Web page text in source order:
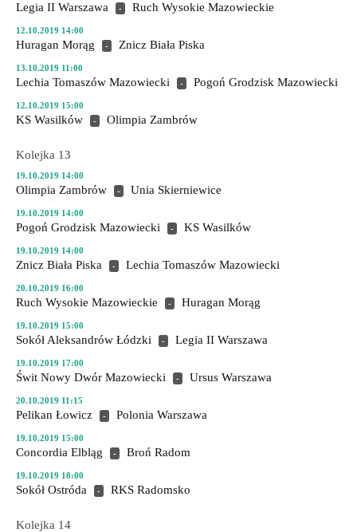
Legia II Warszawa - Ruch Wysokie Mazowieckie
12.10.2019 14:00
Huragan Morąg - Znicz Biała Piska
13.10.2019 11:00
Lechia Tomaszów Mazowiecki - Pogoń Grodzisk Mazowiecki
12.10.2019 15:00
KS Wasilków - Olimpia Zambrów
Kolejka 13
19.10.2019 14:00
Olimpia Zambrów - Unia Skierniewice
19.10.2019 14:00
Pogoń Grodzisk Mazowiecki - KS Wasilków
19.10.2019 14:00
Znicz Biała Piska - Lechia Tomaszów Mazowiecki
20.10.2019 16:00
Ruch Wysokie Mazowieckie - Huragan Morąg
19.10.2019 15:00
Sokół Aleksandrów Łódzki - Legia II Warszawa
19.10.2019 17:00
Świt Nowy Dwór Mazowiecki - Ursus Warszawa
20.10.2019 11:15
Pelikan Łowicz - Polonia Warszawa
19.10.2019 15:00
Concordia Elbląg - Broń Radom
19.10.2019 18:00
Sokół Ostróda - RKS Radomsko
Kolejka 14